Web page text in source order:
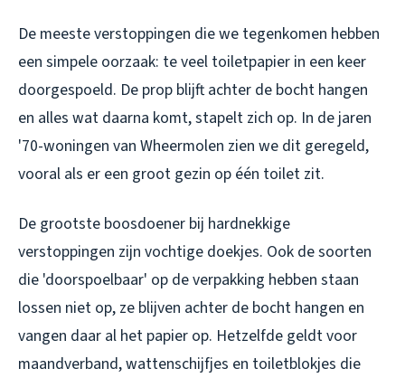
De meeste verstoppingen die we tegenkomen hebben
een simpele oorzaak: te veel toiletpapier in een keer
doorgespoeld. De prop blijft achter de bocht hangen
en alles wat daarna komt, stapelt zich op. In de jaren
'70-woningen van Wheermolen zien we dit geregeld,
vooral als er een groot gezin op één toilet zit.
De grootste boosdoener bij hardnekkige
verstoppingen zijn vochtige doekjes. Ook de soorten
die 'doorspoelbaar' op de verpakking hebben staan
lossen niet op, ze blijven achter de bocht hangen en
vangen daar al het papier op. Hetzelfde geldt voor
maandverband, wattenschijfjes en toiletblokjes die